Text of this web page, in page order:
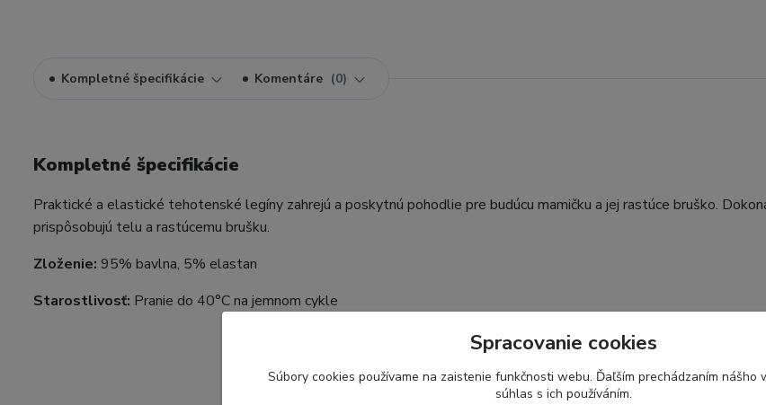
Kompletné špecifikácie Komentáre 0
Kompletné špecifikácie
Praktické a elastické tehotenské legíny zahrejú a poskytnú pohodlie pre budúcu mamičku a jej rastúce bruško.
prispôsobujú telu a rastúcemu brušku.
Zloženie: 95% bavlna, 5% elastan
Starostlivosť: Pranie do 40°C na jemnom cykle
Spracovanie cookies
Súbory cookies používame na zaistenie funkčnosti webu. Ďaľším prechádzaním nášho
súhlas s ich používáním.